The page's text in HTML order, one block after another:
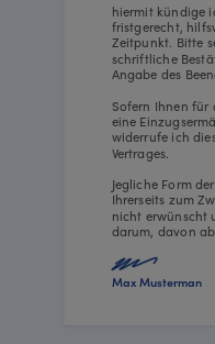
hiermit kündige
fristgerecht,
Zeitpunkt. Bitte
schriftliche
Angabe des
Sofern Ihnen für
eine
widerrufe ich
Vertrages.
Jegliche Form
Ihrerseits zum
nicht erwünscht
darum, davon
Max Musterman